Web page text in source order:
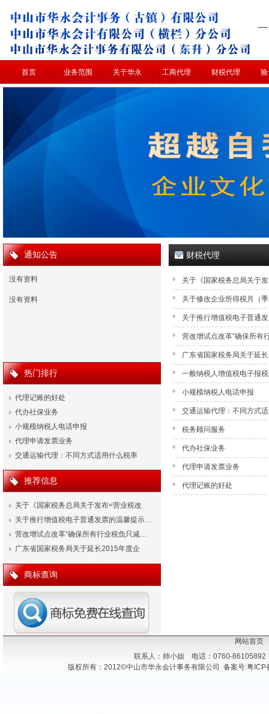
首页 业务范围 关于华永 工商代理 财税代理
财税代理
关于《国家税务总局关于
（试行）>的公告》的解读
关于修改企业所得税月（
关于推行增值税电子普通
营改增试点改革“确保所有
广东省国家税务局关于延
一般纳税人增值税电子报
小规模纳税人电话申报
交通运输代理：不同方式
税务顾问服务
代办社保业务
代理申请发票业务
代理记账的好处
通知公告
没有资料
没有资料
热门排行
代理记账的好处
代办社保业务
小规模纳税人电话申报
代理申请发票业务
交通运输代理：不同方式适用什么税率
推荐信息
关于《国家税务总局关于发布<营业税改
征…
关于推行增值税电子普通发票的温馨提示…
营改增试点改革“确保所有行业税负只减…
广东省国家税务局关于延长2015年度企
业…
商标查询
网站首页
联系人：帅小姐 电话：0760-
版权所有：2012©中山市华永会计事务有限公司 备案号:粤